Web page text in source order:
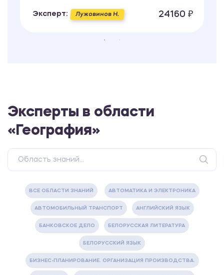
Эксперт: Лужовинов Н. 24160 ₽
Эксперты в области
«География»
ВСЕ ОБЛАСТИ ЗНАНИЙ АВТОМАТИКА И ЭЛЕКТРОНИКА
АВТОМОБИЛЬНЫЙ ТРАНСПОРТ АНГЛИЙСКИЙ ЯЗЫК
БАНКОВСКОЕ ДЕЛО БЕЛОРУССКАЯ ЛИТЕРАТУРА
БЕЛОРУССКИЙ ЯЗЫК
БИЗНЕС-ПЛАНИРОВАНИЕ. ОРГАНИЗАЦИЯ ПРОИЗВОДСТВА.